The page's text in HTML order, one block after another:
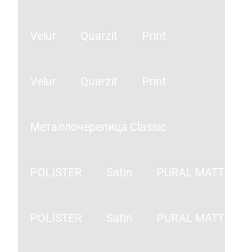
Velur
Velur
Quarzit
Quarzit
Print
Print
Металлочерепица Classic
POLISTER
POLISTER
Satin
Satin
PURAL MATT
PURAL MATT